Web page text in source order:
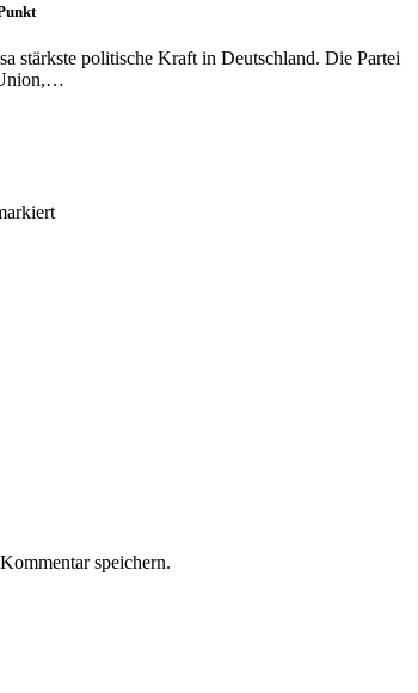
stärkste politische Kraft in Deutschland. Die Partei
speichern.